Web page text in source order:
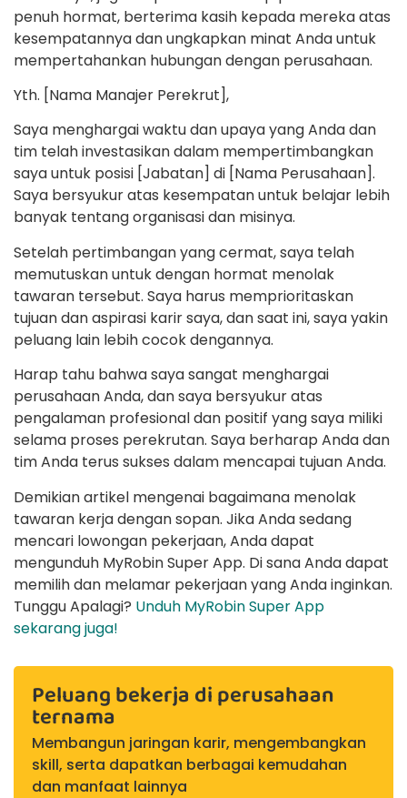
penuh hormat, berterima kasih kepada mereka atas
kesempatannya dan ungkapkan minat Anda untuk
mempertahankan hubungan dengan perusahaan.
Yth. [Nama Manajer Perekrut],
Saya menghargai waktu dan upaya yang Anda dan
tim telah investasikan dalam mempertimbangkan
saya untuk posisi [Jabatan] di [Nama Perusahaan].
Saya bersyukur atas kesempatan untuk belajar lebih
banyak tentang organisasi dan misinya.
Setelah pertimbangan yang cermat, saya telah
memutuskan untuk dengan hormat menolak
tawaran tersebut. Saya harus memprioritaskan
tujuan dan aspirasi karir saya, dan saat ini, saya yakin
peluang lain lebih cocok dengannya.
Harap tahu bahwa saya sangat menghargai
perusahaan Anda, dan saya bersyukur atas
pengalaman profesional dan positif yang saya miliki
selama proses perekrutan. Saya berharap Anda dan
tim Anda terus sukses dalam mencapai tujuan Anda.
Demikian artikel mengenai bagaimana menolak
tawaran kerja dengan sopan. Jika Anda sedang
mencari lowongan pekerjaan, Anda dapat
mengunduh MyRobin Super App. Di sana Anda dapat
memilih dan melamar pekerjaan yang Anda inginkan.
Tunggu Apalagi? Unduh MyRobin Super App
sekarang juga!
Peluang bekerja di perusahaan
ternama
Membangun jaringan karir, mengembangkan
skill, serta dapatkan berbagai kemudahan
dan manfaat lainnya